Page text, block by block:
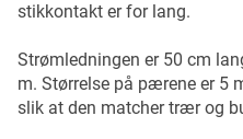
stikkontakt er for lang.
Strømledningen er 50 cm
m. Størrelse på pærene er 5
slik at den matcher trær og